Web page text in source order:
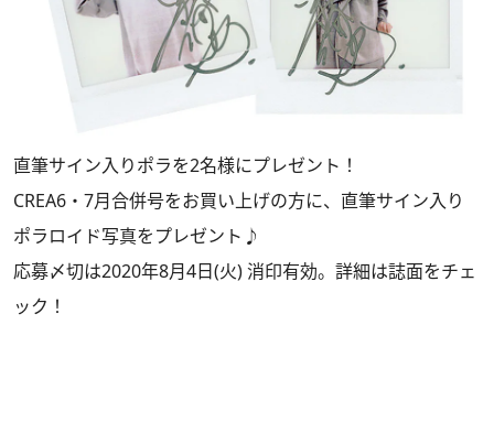
直筆サイン入りポラを2名様にプレゼント！
CREA6・7月合併号をお買い上げの方に、直筆サイン入り
ポラロイド写真をプレゼント♪
応募〆切は2020年8月4日(火) 消印有効。詳細は誌面をチェ
ック！